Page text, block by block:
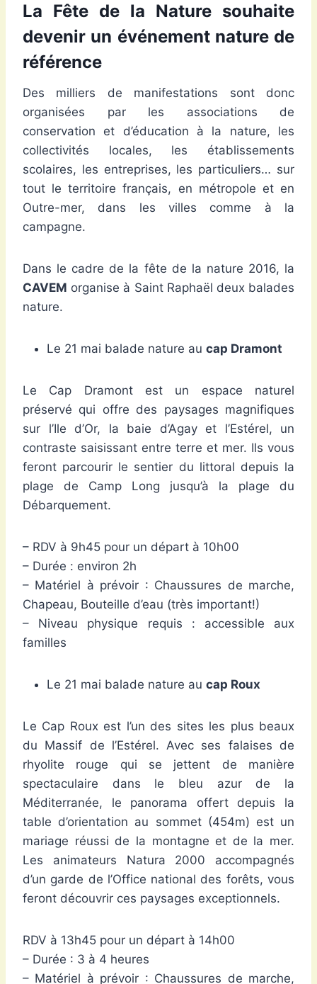
La Fête de la Nature souhaite
devenir un événement nature de
référence
Des milliers de manifestations sont donc
organisées par les associations de
conservation et d’éducation à la nature, les
collectivités locales, les établissements
scolaires, les entreprises, les particuliers… sur
tout le territoire français, en métropole et en
Outre-mer, dans les villes comme à la
campagne.
Dans le cadre de la fête de la nature 2016, la
CAVEM organise à Saint Raphaël deux balades
nature.
Le 21 mai balade nature au cap Dramont
Le Cap Dramont est un espace naturel
préservé qui offre des paysages magnifiques
sur l’Ile d’Or, la baie d’Agay et l’Estérel, un
contraste saisissant entre terre et mer. Ils vous
feront parcourir le sentier du littoral depuis la
plage de Camp Long jusqu’à la plage du
Débarquement.
– RDV à 9h45 pour un départ à 10h00
– Durée : environ 2h
– Matériel à prévoir : Chaussures de marche,
Chapeau, Bouteille d’eau (très important!)
– Niveau physique requis : accessible aux
familles
Le 21 mai balade nature au cap Roux
Le Cap Roux est l’un des sites les plus beaux
du Massif de l’Estérel. Avec ses falaises de
rhyolite rouge qui se jettent de manière
spectaculaire dans le bleu azur de la
Méditerranée, le panorama offert depuis la
table d’orientation au sommet (454m) est un
mariage réussi de la montagne et de la mer.
Les animateurs Natura 2000 accompagnés
d’un garde de l’Office national des forêts, vous
feront découvrir ces paysages exceptionnels.
RDV à 13h45 pour un départ à 14h00
– Durée : 3 à 4 heures
– Matériel à prévoir : Chaussures de marche,